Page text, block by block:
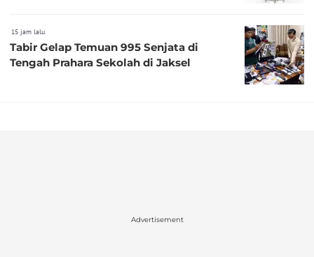
15 jam lalu
Tabir Gelap Temuan 995 Senjata di
Tengah Prahara Sekolah di Jaksel
Advertisement